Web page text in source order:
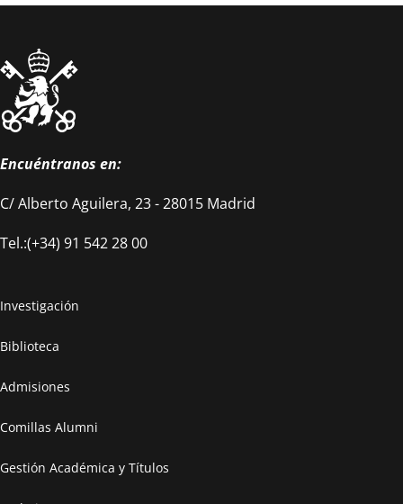
Encuéntranos en:
C/ Alberto Aguilera, 23 - 28015 Madrid
Tel.:(+34) 91 542 28 00
Investigación
Biblioteca
Admisiones
Comillas Alumni
Gestión Académica y Títulos